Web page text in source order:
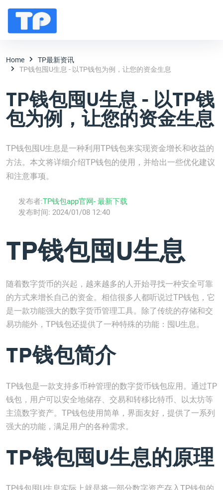
Home
TP最新资讯
TP钱包囤U生息 - 以TP钱包为例，让您的资金生息
TP钱包囤U生息 - 以TP钱
包为例，让您的资金生息
TP钱包囤U生息是一种利用TP钱包来实现资金增长和收益的
方法。本文将详细介绍TP钱包的使用，并给出一些优化建议
和注意事项。
发布者:TP钱包app官网- 最新下载
发布时间: 2024/01/08 12:40
TP钱包囤U生息
随着数字货币的兴起，越来越多的人开始寻找一种安全可靠
的方式来增长自己的资金。相信很多人都听说过TP钱包，它
是一款功能强大的数字货币管理工具。除了传统的存储和交
易功能外，TP钱包还提供了一种特殊的功能：囤U生息。
TP钱包简介
TP钱包是一款支持多币种管理的数字货币钱包应用。通过TP
钱包，用户可以安全地储存、交易和转移比特币、以太坊等
主流数字资产。TP钱包使用简单，界面友好，提供了一系列
强大的功能，满足用户的各种需求。
TP钱包囤U生息的原理